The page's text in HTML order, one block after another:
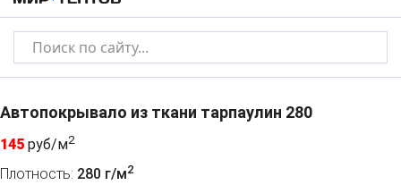
Автопокрывало из ткани тарпаулин 280
145 руб/м2
Плотность: 280 г/м2